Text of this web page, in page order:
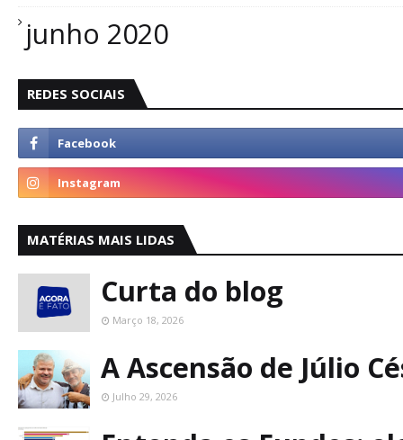
junho 2020
REDES SOCIAIS
MATÉRIAS MAIS LIDAS
Curta do blog
Março 18, 2026
A Ascensão de Júlio
Julho 29, 2026